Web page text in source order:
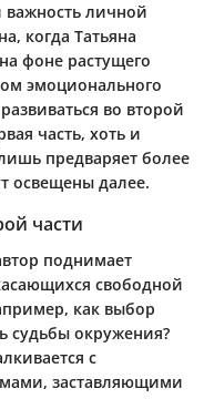
важность личной
когда Татьяна
фоне растущего
эмоционального
во второй
часть, хоть и
предваряет более
освещены далее.
части
поднимает
свободной
как выбор
судьбы окружения?
с
заставляющими